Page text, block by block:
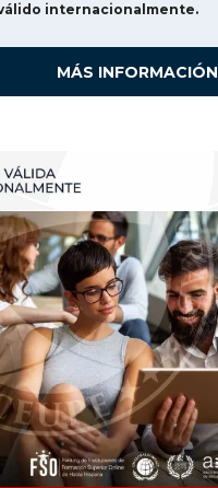
internacionalmente.
MÁS INFORMACIÓN